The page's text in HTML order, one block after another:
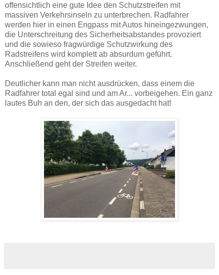
offensichtlich eine gute Idee den Schutzstreifen mit
massiven Verkehrsinseln zu unterbrechen. Radfahrer
werden hier in einen Engpass mit Autos hineingezwungen,
die Unterschreitung des Sicherheitsabstandes provoziert
und die sowieso fragwürdige Schutzwirkung des
Radstreifens wird komplett ab absurdum geführt.
Anschließend geht der Streifen weiter.
Deutlicher kann man nicht ausdrücken, dass einem die
Radfahrer total egal sind und am Ar... vorbeigehen. Ein ganz
lautes Buh an den, der sich das ausgedacht hat!